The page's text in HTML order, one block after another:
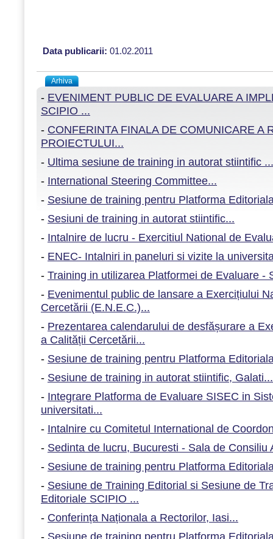
Data publicarii: 01.02.2011
Arhiva
- EVENIMENT PUBLIC DE EVALUARE A
SCIPIO ...
- CONFERINTA FINALA DE COMUNICARE A
PROIECTULUI...
- Ultima sesiune de training in autorat stiintific ...
- International Steering Committee...
- Sesiune de training pentru Platforma
- Sesiuni de training in autorat stiintific...
- Intalnire de lucru - Exercitiul National de
- ENEC- Intalniri in paneluri si vizite la
- Training in utilizarea Platformei de Evaluare -
- Evenimentul public de lansare a Exercițiului
Cercetării (E.N.E.C.)...
- Prezentarea calendarului de desfășurare a
a Calității Cercetării...
- Sesiune de training pentru Platforma
- Sesiune de training in autorat stiintific, Galati...
- Integrare Platforma de Evaluare SISEC in
universitati...
- Intalnire cu Comitetul International de
- Sedinta de lucru, Bucuresti - Sala de Consiliu
- Sesiune de training pentru Platforma
- Sesiune de Training Editorial si Sesiune de
Editoriale SCIPIO ...
- Conferința Naționala a Rectorilor, Iasi...
- Sesiune de training pentru Platforma